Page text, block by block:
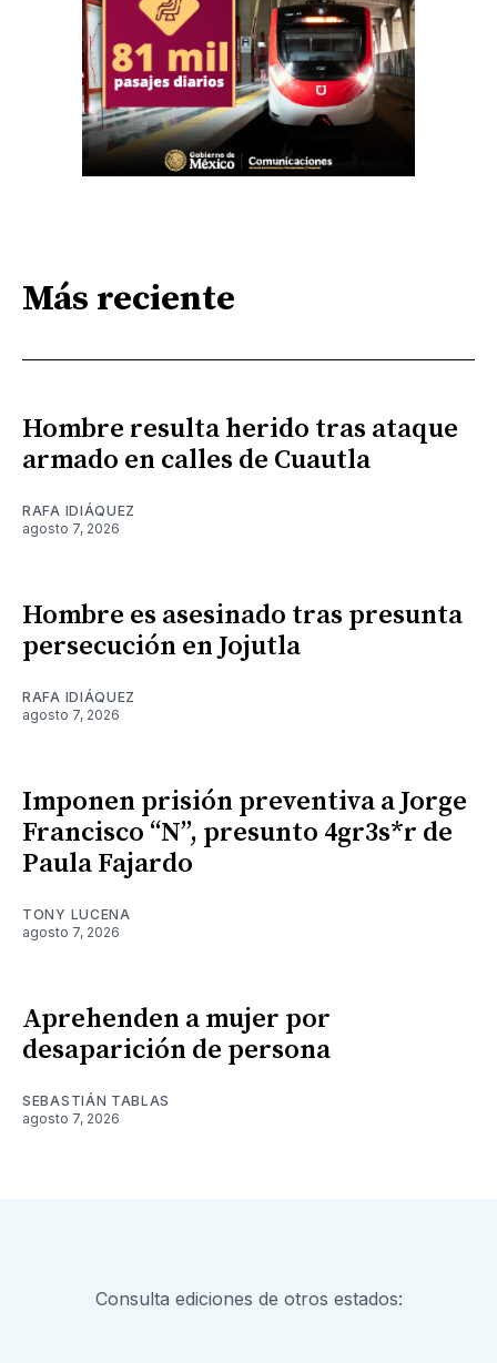
Más reciente
Hombre resulta herido tras ataque
armado en calles de Cuautla
RAFA IDIÁQUEZ
agosto 7, 2026
Hombre es asesinado tras presunta
persecución en Jojutla
RAFA IDIÁQUEZ
agosto 7, 2026
Imponen prisión preventiva a Jorge
Francisco “N”, presunto 4gr3s*r de
Paula Fajardo
TONY LUCENA
agosto 7, 2026
Aprehenden a mujer por
desaparición de persona
SEBASTIÁN TABLAS
agosto 7, 2026
Consulta ediciones de otros estados: